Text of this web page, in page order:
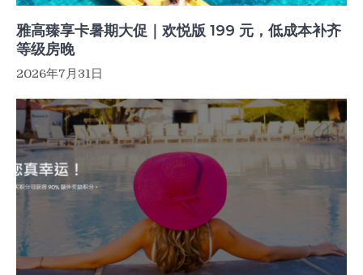
雅高臻享卡暑期大促｜欢悦版 199 元，低成本补齐
等级房晚
2026年7月31日